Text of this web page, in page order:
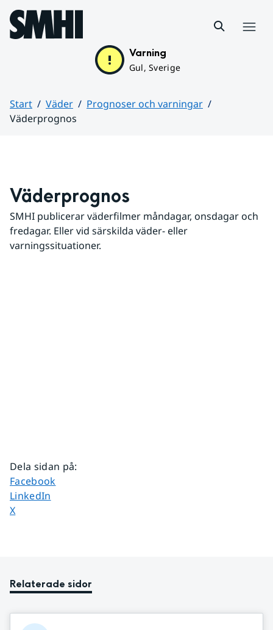
Hoppa till sidans innehåll
Varning
Gul, Sverige
Start Väder
Prognoser och varningar
Väderprognos
Väderprognos
SMHI publicerar väderfilmer måndagar, onsdagar och
fredagar. Eller vid särskilda väder- eller
varningssituationer.
Dela sidan på:
Dela sidan på
Facebook
Dela sidan på
LinkedIn
Dela sidan på
X
Relaterade sidor